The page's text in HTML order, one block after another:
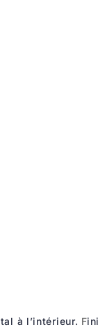
à l’intérieur. F